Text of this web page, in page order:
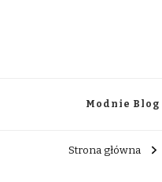
Modnie Blog
Strona główna